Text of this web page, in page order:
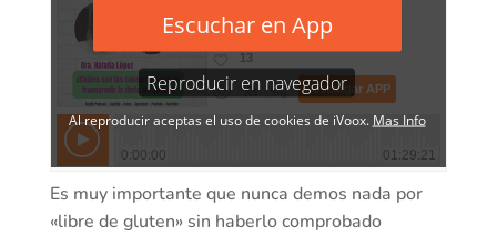
Es muy importante que nunca demos nada por
«libre de gluten» sin haberlo comprobado